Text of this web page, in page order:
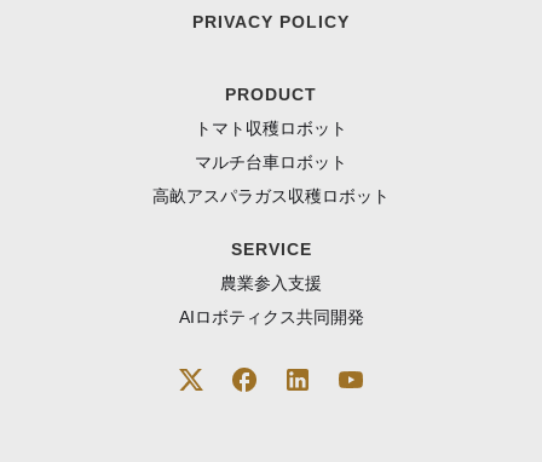
PRIVACY POLICY
PRODUCT
トマト収穫ロボット
マルチ台車ロボット
高畝アスパラガス収穫ロボット
SERVICE
農業参入支援
AIロボティクス共同開発